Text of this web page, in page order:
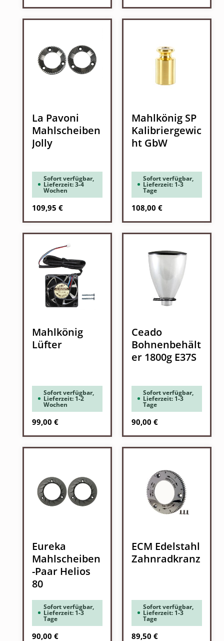
La Pavoni
Mahlscheiben
Jolly
Sofort verfügbar,
Lieferzeit: 3-4
Wochen
Regulärer Preis:
109,95 €
Mahlkönig SP
Kalibriergewic
ht GbW
Sofort verfügbar,
Lieferzeit: 1-3
Tage
Regulärer Preis:
108,00 €
Mahlkönig
Lüfter
Sofort verfügbar,
Lieferzeit: 1-2
Wochen
Regulärer Preis:
99,00 €
Ceado
Bohnenbehält
er 1800g E37S
Sofort verfügbar,
Lieferzeit: 1-3
Tage
Regulärer Preis:
90,00 €
Eureka
Mahlscheiben
-Paar Helios
80
Sofort verfügbar,
Lieferzeit: 1-3
Tage
Regulärer Preis:
90,00 €
ECM Edelstahl
Zahnradkranz
Sofort verfügbar,
Lieferzeit: 1-3
Tage
Regulärer Preis:
89,50 €